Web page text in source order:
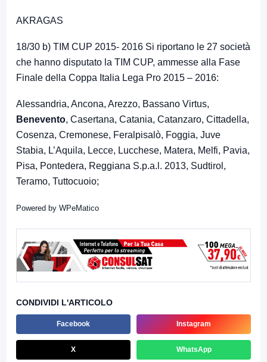
AKRAGAS
18/30 b) TIM CUP 2015- 2016 Si riportano le 27 società
che hanno disputato la TIM CUP, ammesse alla Fase
Finale della Coppa Italia Lega Pro 2015 – 2016:
Alessandria, Ancona, Arezzo, Bassano Virtus,
Benevento, Casertana, Catania, Catanzaro, Cittadella,
Cosenza, Cremonese, Feralpisalò, Foggia, Juve
Stabia, L’Aquila, Lecce, Lucchese, Matera, Melfi, Pavia,
Pisa, Pontedera, Reggiana S.p.a.l. 2013, Sudtirol,
Teramo, Tuttocuoio;
Powered by WPeMatico
CONDIVIDI L'ARTICOLO
Facebook Instagram
X WhatsApp